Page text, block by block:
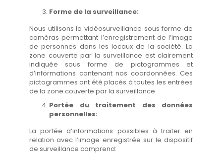
Forme de la surveillance:
Nous utilisons la vidéosurveillance sous forme de
caméras permettant l’enregistrement de l’image
de personnes dans les locaux de la société. La
zone couverte par la surveillance est clairement
indiquée sous forme de pictogrammes et
d’informations contenant nos coordonnées. Ces
pictogrammes ont été placés à toutes les entrées
de la zone couverte par la surveillance.
Portée du traitement des données
personnelles:
La portée d’informations possibles à traiter en
relation avec l’image enregistrée sur le dispositif
de surveillance comprend: